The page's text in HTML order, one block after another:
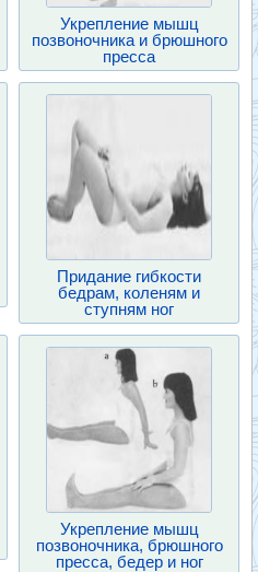
Укрепление мышц
позвоночника и брюшного
пресса
Придание гибкости
бедрам, коленям и
ступням ног
Укрепление мышц
позвоночника, брюшного
пресса, бедер и ног